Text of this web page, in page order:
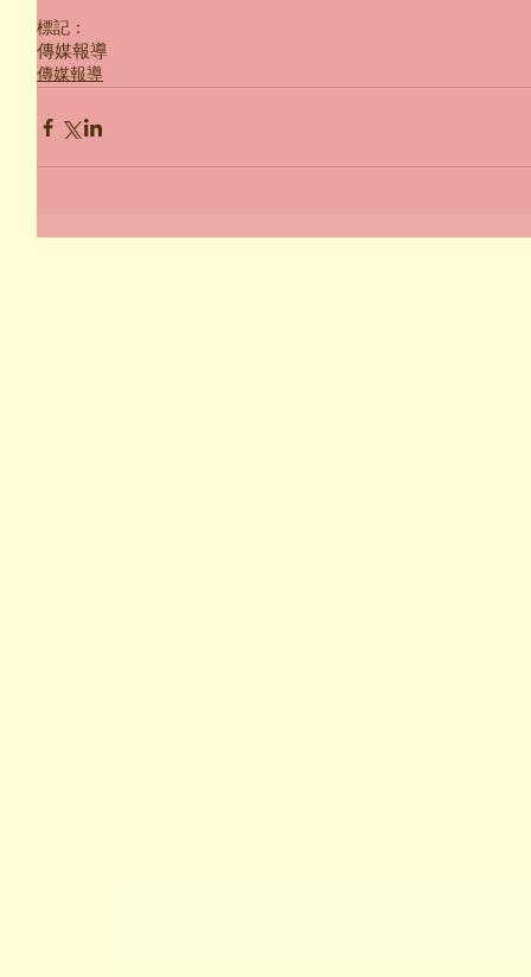
標記：
傳媒報導
傳媒報導